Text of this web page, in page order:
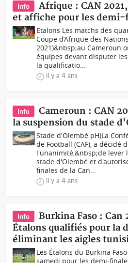
Info
Afrique : CAN
et affiche pour les demi-
Etalons Les matchs des
Coupe d’Afrique des
2021)&nbsp;au Cameroun
équipes devant disputer
la qualificatio...
il y a 4 ans
Info
Cameroun : CAN
la suspension du stade
Stade d'Olembé pH)La
de Football (CAF), a décidé
l'unanimité,&nbsp;de lever
stade d'Olembé et
finales de la Can...
il y a 4 ans
Info
Burkina Faso : Can
Étalons qualifiés pour la
éliminant les aigles
Les Étalons du Burkina
samedi pour les demi-